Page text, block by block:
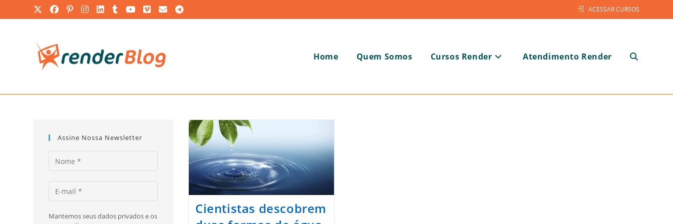
para
ACESSAR CURSOS
Home Quem Somos Cursos Render Atendimento Render Alternar
Cientistas descobrem
Assine Nossa Newsletter
Mantemos seus dados privados e os